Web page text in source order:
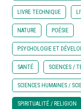
LIVRE TECHNIQUE
NATURE POÉSIE
PSYCHOLOGIE ET
SANTÉ SCIENCES /
SCIENCES HUMAINES /
SPIRITUALITÉ / RELIGION